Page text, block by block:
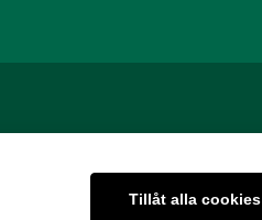
Tillåt alla cookies